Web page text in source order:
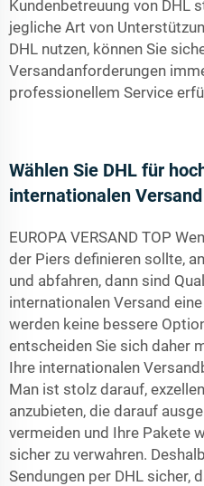
Kundenbetreuung von DHL
jegliche Art von
DHL nutzen, können Sie
Versandanforderungen
professionellem Service
Wählen Sie DHL für
internationalen Versand
EUROPA VERSAND TOP
der Piers definieren sollte,
und abfahren, dann sind
internationalen Versand
werden keine bessere
entscheiden Sie sich daher
Ihre internationalen
Man ist stolz darauf,
anzubieten, die darauf
vermeiden und Ihre Pakete
sicher zu verwahren.
Sendungen per DHL sicher,